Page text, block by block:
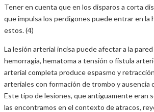
Tener en cuenta que en los disparos a corta
que impulsa los perdigones puede entrar en la
estos. (4)
La lesión arterial incisa puede afectar a la
hemorragia, hematoma a tensión o fístula
arterial completa produce espasmo y
arteriales con formación de trombo y ausencia
Este tipo de lesiones, que antiguamente eran
las encontramos en el contexto de atracos,